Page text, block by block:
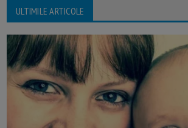
ULTIMILE ARTICOLE